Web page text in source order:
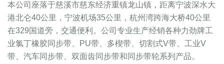
本公司座落于慈溪市慈东经济重镇龙山镇，距离宁波深水大
港北仑40公里，宁波机场35公里，杭州湾跨海大桥40公里
在329国道旁，交通便利。公司专业生产经销各种力劲牌工
业氯丁橡胶同步带、PU带、多楔带、切割式V带、工业V
带、汽车同步带、双面齿同步带和同步带轮系列产品。